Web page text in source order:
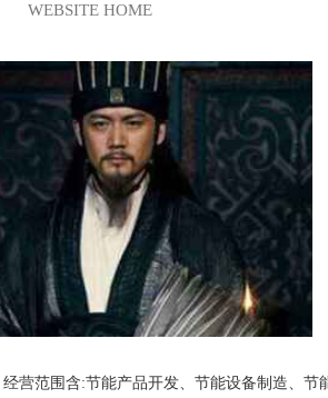
WEBSITE HOME
营范围含:节能产品开发、节能设备制造、